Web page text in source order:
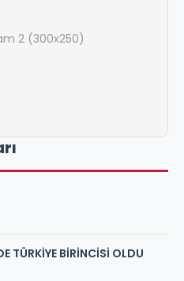
2 (300x250)
TÜRKİYE BİRİNCİSİ OLDU